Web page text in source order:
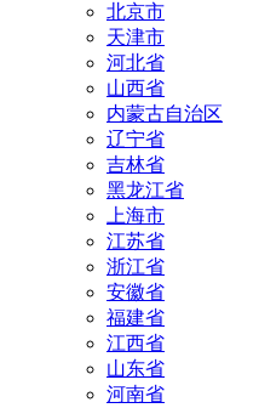
北京市
天津市
河北省
山西省
内蒙古自治区
辽宁省
吉林省
黑龙江省
上海市
江苏省
浙江省
安徽省
福建省
江西省
山东省
河南省